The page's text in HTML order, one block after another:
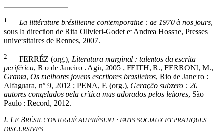
1 La littérature brésilienne contemporaine : de 1970 à nos jours,
sous la direction de Rita Olivieri-Godet et Andrea Hossne, Presses
universitaires de Rennes, 2007.
2 FERRÉZ (org.), Literatura marginal : talentos da escrita
periférica, Rio de Janeiro : Agir, 2005 ; FEITH, R., FERRONI, M.,
Granta, Os melhores jovens escritores brasileiros, Rio de Janeiro :
Alfaguara, n° 9, 2012 ; PENA, F. (org.), Geração subzero : 20
autores congelados pela crítica mas adorados pelos leitores, São
Paulo : Record, 2012.
I. LE BRÉSIL CONJUGUÉ AU PRÉSENT : FAITS SOCIAUX ET PRATIQUES
DISCURSIVES